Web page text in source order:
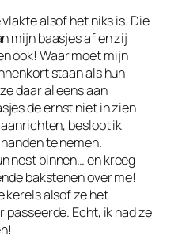
alsof het niks is. Die
mijn baasjes af en zij
ook! Waar moet mijn
staan als hun
daar al eens aan
de ernst niet in zien
besloot ik
te nemen.
nest binnen… en kreeg
bakstenen over me!
kerels alsof ze het
passeerde. Echt, ik had ze